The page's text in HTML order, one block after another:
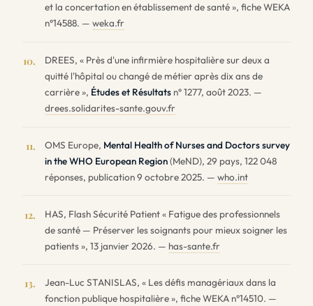
et la concertation en établissement de santé », fiche WEKA
n°14588. — weka.fr
10.
DREES, « Près d'une infirmière hospitalière sur deux a
quitté l'hôpital ou changé de métier après dix ans de
carrière », Études et Résultats n° 1277, août 2023. —
drees.solidarites-sante.gouv.fr
11. OMS Europe, Mental Health of Nurses and Doctors survey
in the WHO European Region(MeND), 29 pays, 122 048
réponses, publication 9 octobre 2025. — who.int
12.
HAS, Flash Sécurité Patient « Fatigue des professionnels
de santé — Préserver les soignants pour mieux soigner les
patients », 13 janvier 2026. — has-sante.fr
13.
Jean-Luc STANISLAS, « Les défis managériaux dans la
fonction publique hospitalière », fiche WEKA n°14510. —